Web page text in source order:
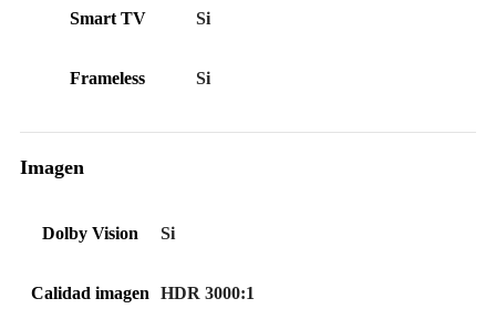
Smart TV Si
Frameless Si
Imagen
Dolby Vision Si
Calidad imagen HDR 3000:1